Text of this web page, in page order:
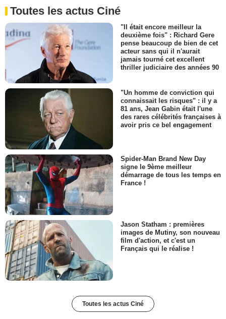
Toutes les actus Ciné
"Il était encore meilleur la
deuxième fois" : Richard Gere
pense beaucoup de bien de cet
acteur sans qui il n'aurait
jamais tourné cet excellent
thriller judiciaire des années 90
"Un homme de conviction qui
connaissait les risques" : il y a
81 ans, Jean Gabin était l'une
des rares célébrités françaises à
avoir pris ce bel engagement
Spider-Man Brand New Day
signe le 9ème meilleur
démarrage de tous les temps en
France !
Jason Statham : premières
images de Mutiny, son nouveau
film d'action, et c'est un
Français qui le réalise !
Toutes les actus Ciné